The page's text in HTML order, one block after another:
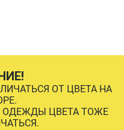
ОТ ЦВЕТА НА
ОДЕЖДЫ ЦВЕТА ТОЖЕ